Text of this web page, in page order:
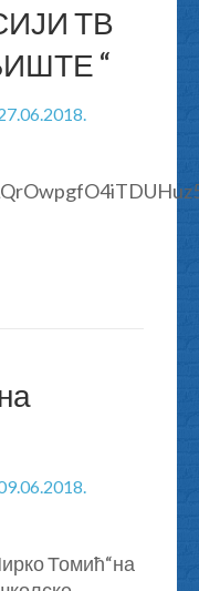
ТВ
“
Томић“на